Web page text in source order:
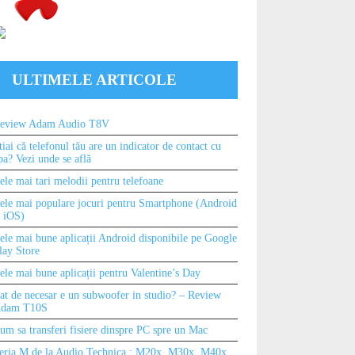
AUTO ESTE NOUA INTERFAȚĂ
DE LA GOOGLE
ULTIMELE ARTICOLE
Adam Audio T8V
că telefonul tău are un indicator de contact cu
Vezi unde se află
mai tari melodii pentru telefoane
mai populare jocuri pentru Smartphone (Android
iOS)
mai bune aplicații Android disponibile pe Google
Store
mai bune aplicații pentru Valentine’s Day
de necesar e un subwoofer in studio? – Review
T10S
sa transferi fisiere dinspre PC spre un Mac
M de la Audio Technica : M20x, M30x, M40x,